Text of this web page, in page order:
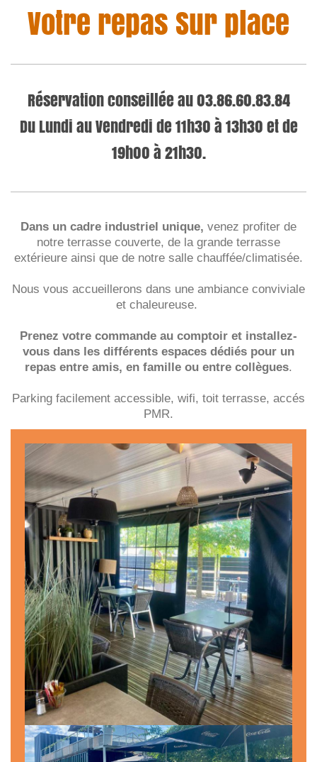
Votre repas Sur place
Réservation conseillée au 03.86.60.83.84
Du Lundi au Vendredi de 11h30 à 13h30 et de
19h00 à 21h30.
Dans un cadre industriel unique, venez profiter de
notre terrasse couverte, de la grande terrasse
extérieure ainsi que de notre salle chauffée/climatisée.
Nous vous accueillerons dans une ambiance conviviale
et chaleureuse.
Prenez votre commande au comptoir et installez-
vous dans les différents espaces dédiés pour un
repas entre amis, en famille ou entre collègues.
Parking facilement accessible, wifi, toit terrasse, accés
PMR.